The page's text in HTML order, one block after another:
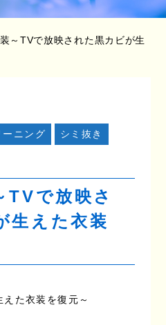
～TVで放映された黒カビが生
ーニング
シミ抜き
TVで放映さ
生えた衣装
た衣装を復元～